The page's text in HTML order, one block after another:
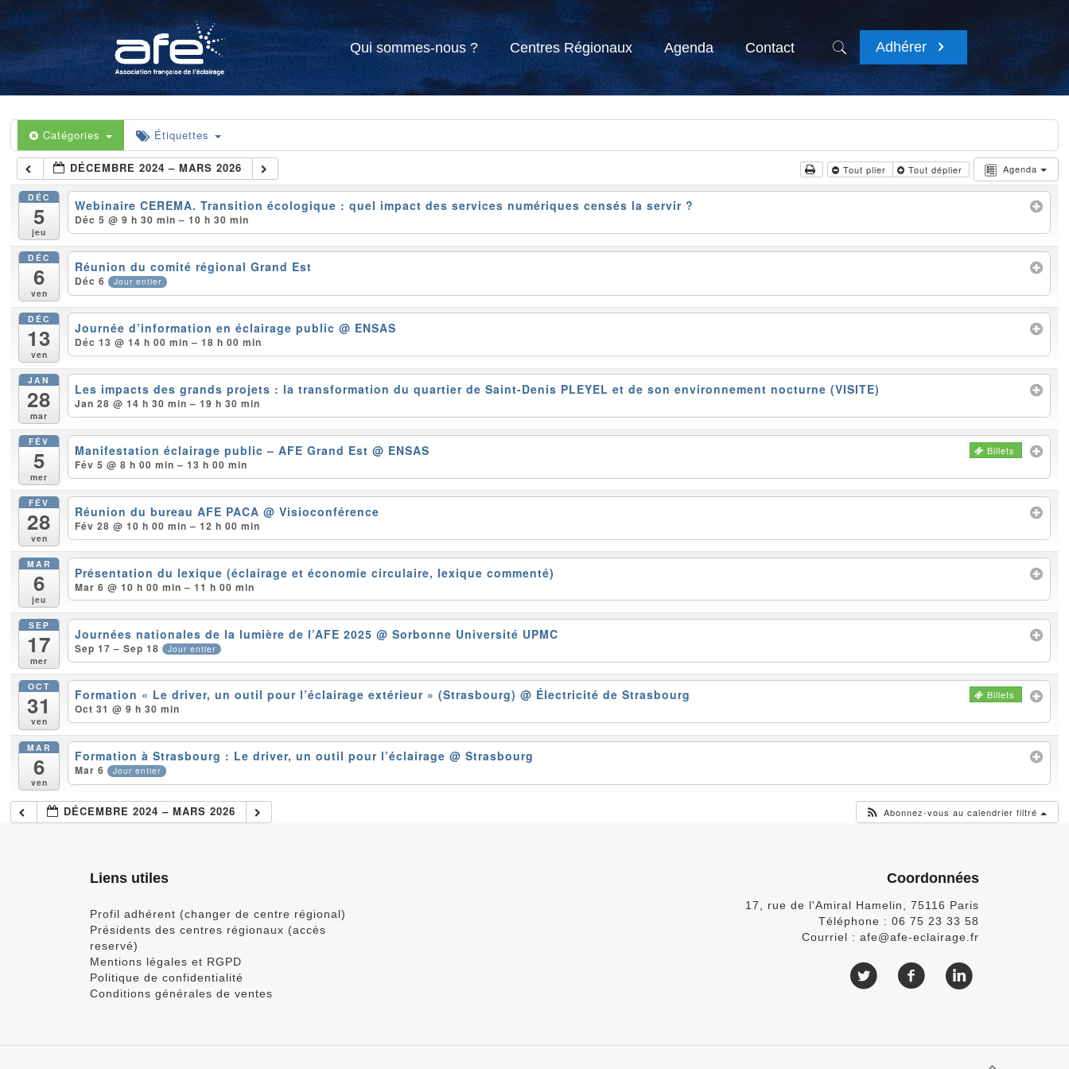
Qui sommes-nous ? Centres Régionaux Agenda Contact Adhérer
Catégories Étiquettes
Agenda
DÉCEMBRE 2024 – MARS 2026 Tout plier Tout déplier
DÉC
5
jeu
Webinaire CEREMA. Transition écologique : quel impact des services numériques censés la servir ?
Déc 5 @ 9 h 30 min – 10 h 30 min
DÉC
6
ven
Réunion du comité régional Grand Est
Déc 6 Jour entier
DÉC
13
ven
Journée d’information en éclairage public @ ENSAS
Déc 13 @ 14 h 00 min – 18 h 00 min
JAN
28
mar
Les impacts des grands projets : la transformation du quartier de Saint-Denis PLEYEL et de son environnement nocturne (VISITE)
Jan 28 @ 14 h 30 min – 19 h 30 min
FÉV
5
mer
Manifestation éclairage public – AFE Grand Est @ ENSAS Billets
Fév 5 @ 8 h 00 min – 13 h 00 min
FÉV
28
ven
Réunion du bureau AFE PACA @ Visioconférence
Fév 28 @ 10 h 00 min – 12 h 00 min
MAR
6
jeu
Présentation du lexique (éclairage et économie circulaire, lexique commenté)
Mar 6 @ 10 h 00 min – 11 h 00 min
SEP
17
mer
Journées nationales de la lumière de l’AFE 2025 @ Sorbonne Université UPMC
Sep 17 – Sep 18 Jour entier
OCT
31
ven
Formation « Le driver, un outil pour l’éclairage extérieur » (Strasbourg) @ Électricité de Strasbourg Billets
Oct 31 @ 9 h 30 min
MAR
6
ven
Formation à Strasbourg : Le driver, un outil pour l’éclairage @ Strasbourg
Mar 6 Jour entier
DÉCEMBRE 2024 – MARS 2026 Abonnez-vous au calendrier filtré
Liens utiles
Profil adhérent (changer de centre régional)
Présidents des centres régionaux (accès
reservé)
Mentions légales et RGPD
Politique de confidentialité
Conditions générales de ventes
Coordonnées
17, rue de l'Amiral Hamelin, 75116 Paris
Téléphone : 06 75 23 33 58
Courriel : afe@afe-eclairage.fr